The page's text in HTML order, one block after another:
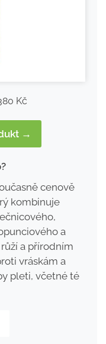
Kč
→
cenově
kombinuje
a
a přírodním
vráskám a
pleti, včetné té